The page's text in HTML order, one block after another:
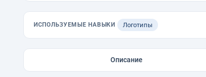
ИСПОЛЬЗУЕМЫЕ НАВЫКИ Логотипы
Описание